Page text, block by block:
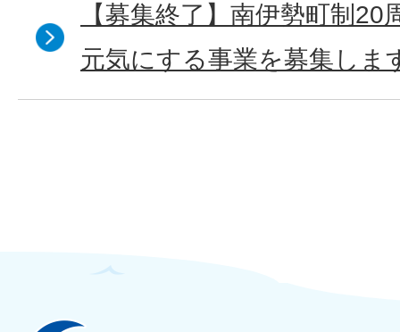
【募集終了】南伊勢町制
元気にする事業を募集しま